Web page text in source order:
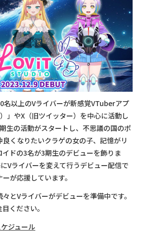
名以上のVライバーが新感覚VTuberアプ
」やX（旧ツイッター）を中心に活動し
生の活動がスタートし、不思議の国のポ
くなりたいクラゲの女の子、記憶がリ
ドの3名が3期生のデビューを飾りま
Vライバーを変えて行うデビュー配信で
が応援しています。
とVライバーがデビューを準備中です。
ください。
ジュール